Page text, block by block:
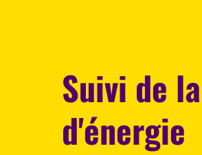
Suivi de
d'énergie